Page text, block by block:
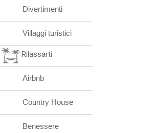
Divertimenti
Villaggi turistici
Rilassarti
Airbnb
Country House
Benessere